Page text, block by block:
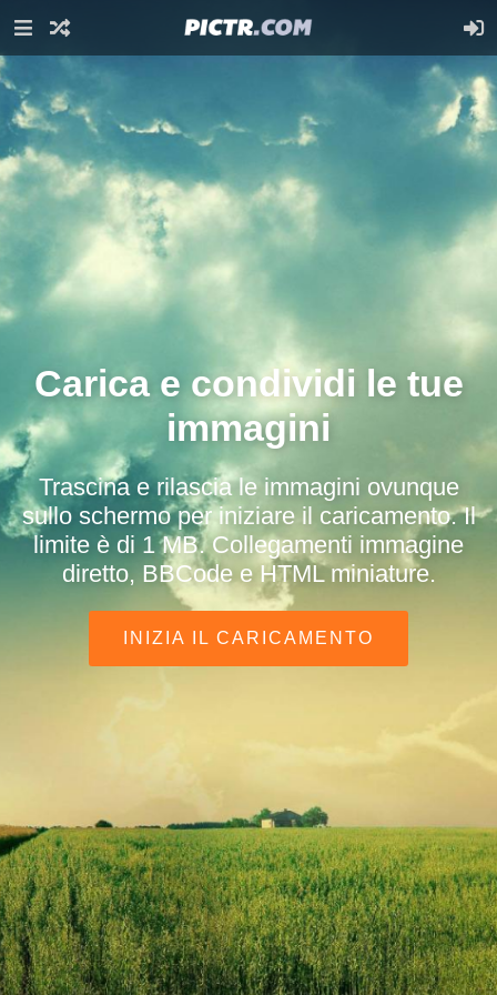
Carica e condividi le tue
immagini
Trascina e rilascia le immagini ovunque
sullo schermo per iniziare il caricamento. Il
limite è di 1 MB. Collegamenti immagine
diretto, BBCode e HTML miniature.
INIZIA IL CARICAMENTO